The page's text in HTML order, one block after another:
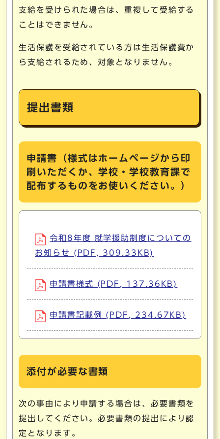
支給を受けられた場合は、重複して受給する
ことはできません。
生活保護を受給されている方は生活保護費か
ら支給されるため、対象となりません。
提出書類
申請書（様式はホームページから印
刷いただくか、学校・学校教育課で
配布するものをお使いください。）
令和8年度 就学援助制度についての
お知らせ (PDF, 309.33KB)
申請書様式 (PDF, 137.36KB)
申請書記載例 (PDF, 234.67KB)
添付が必要な書類
次の事由により申請する場合は、必要書類を
提出してください。必要書類の提出により認
定となります。